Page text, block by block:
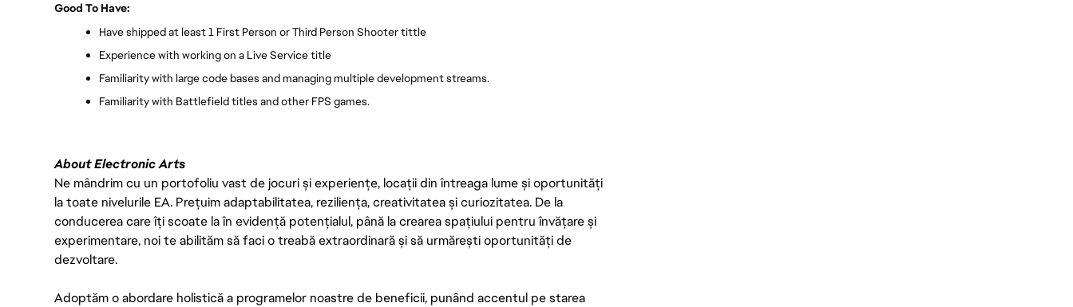
Good To Have:
Have shipped at least 1 First Person or Third Person Shooter tittle
Experience with working on a Live Service title
Familiarity with large code bases and managing multiple development streams.
Familiarity with Battlefield titles and other FPS games.
About Electronic Arts
Ne mândrim cu un portofoliu vast de jocuri și experiențe, locații din întreaga lume și oportunități
la toate nivelurile EA. Prețuim adaptabilitatea, reziliența, creativitatea și curiozitatea. De la
conducerea care îți scoate la în evidență potențialul, până la crearea spațiului pentru învățare și
experimentare, noi te abilităm să faci o treabă extraordinară și să urmărești oportunități de
dezvoltare.
Adoptăm o abordare holistică a programelor noastre de beneficii, punând accentul pe starea